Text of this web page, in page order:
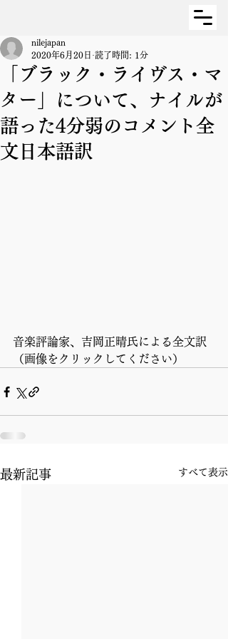
「ブラック・ライヴス・マ
ター」について、ナイルが
語った4分弱のコメント全
文日本語訳
nilejapan
2020年6月20日 読了時間: 1分
音楽評論家、吉岡正晴氏による全文訳
（画像をクリックしてください）
最新記事 すべて表示